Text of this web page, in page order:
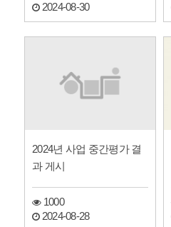
2024-08-30
2024년 사업 중간평가 결
과 게시
1000
2024-08-28